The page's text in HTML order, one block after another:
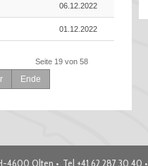
06.12.2022
01.12.2022
Seite 19 von 58
Ende
4600 Olten • Tel +41 62 287 30 40 •